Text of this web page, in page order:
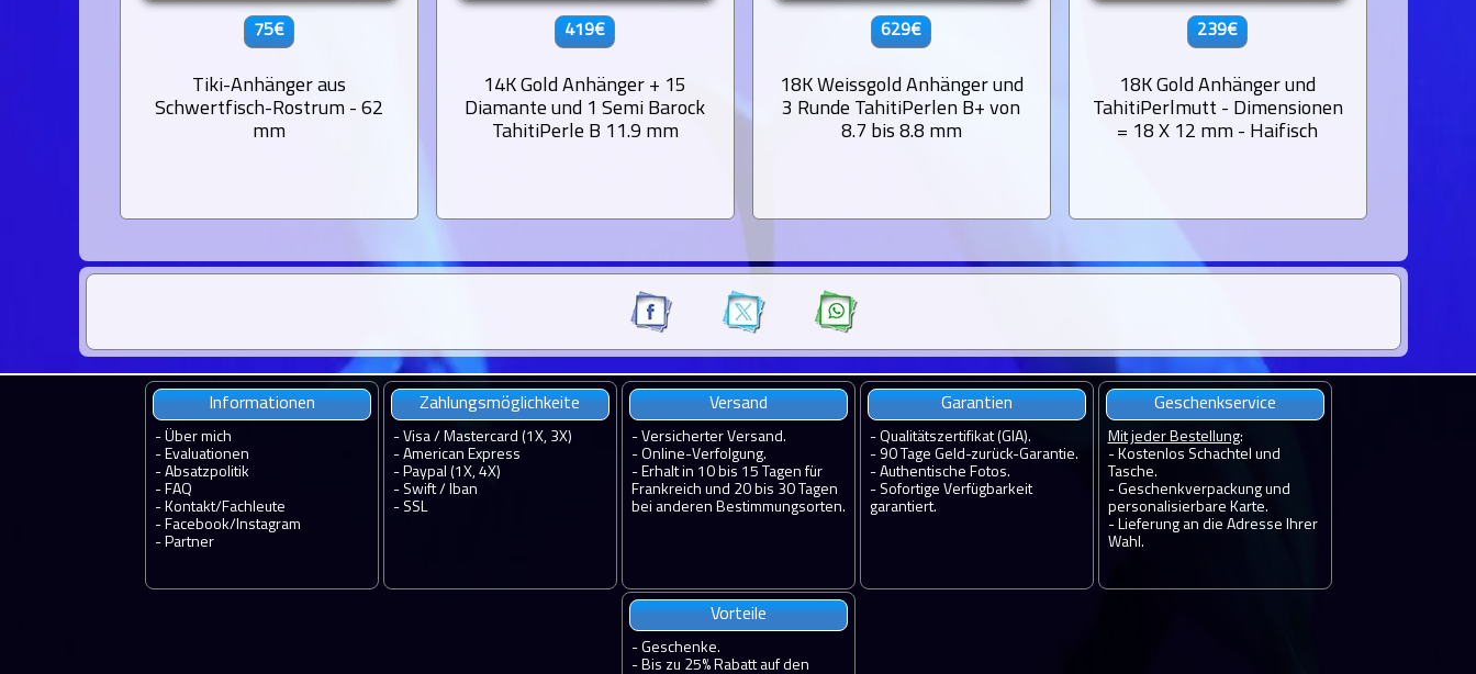
75€
Tiki-Anhänger aus
Schwertfisch-Rostrum - 62
mm
419€
14K Gold Anhänger + 15
Diamante und 1 Semi Barock
TahitiPerle B 11.9 mm
629€
18K Weissgold Anhänger und
3 Runde TahitiPerlen B+ von
8.7 bis 8.8 mm
239€
18K Gold Anhänger und
TahitiPerlmutt - Dimensionen
= 18 X 12 mm - Haifisch
Informationen
- Über mich
- Evaluationen
- Absatzpolitik
- FAQ
- Kontakt/ Fachleute
- Facebook/ Instagram
- Partner
Zahlungsmöglichkeite
- Visa / Mastercard (1X, 3X)
- American Express
- Paypal (1X, 4X)
- Swift / Iban
- SSL
Versand
- Versicherter Versand.
- Online-Verfolgung.
- Erhalt in 10 bis 15 Tagen für
Frankreich und 20 bis 30 Tagen
bei anderen Bestimmungsorten.
Garantien
- Qualitätszertifikat (GIA).
- 90 Tage Geld-zurück-Garantie.
- Authentische Fotos.
- Sofortige Verfügbarkeit
garantiert.
Geschenkservice
Mit jeder Bestellung:
- Kostenlos Schachtel und
Tasche.
- Geschenkverpackung und
personalisierbare Karte.
- Lieferung an die Adresse Ihrer
Wahl.
Vorteile
- Geschenke.
- Bis zu 25% Rabatt auf den